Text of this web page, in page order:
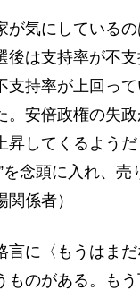
が気にしている
後は支持率が不
支持率が上回っ
。安倍政権の失
昇してくるよう
を念頭に入れ、売
係者）
言に〈もうはま
ものがある。も